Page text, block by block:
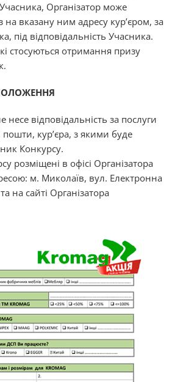
Організатор може
на вказану ним адресу кур’єром, за
під відповідальність Учасника.
стосуються отримання призу
несе відповідальність за послуги
пошти, кур’єра, з якими буде
Конкурсу.
розміщені в офісі Організатора
м. Миколаїв, вул. Електронна
на сайті Організатора